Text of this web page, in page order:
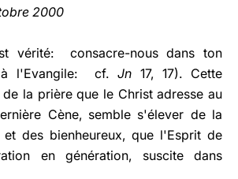
2000
vérité: consacre-nous dans ton
à l'Evangile: cf. Jn 17, 17). Cette
la prière que le Christ adresse au
Cène, semble s'élever de la
des bienheureux, que l'Esprit de
en génération, suscite dans